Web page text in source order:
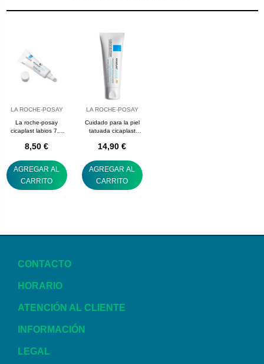
LA ROCHE-POSAY
La roche-posay
cicaplast labios 7,5
8,50 €
AGREGAR AL
CARRITO
LA ROCHE-POSAY
Cuidado para la piel
tatuada cicaplast
roche posay
14,90 €
AGREGAR AL
CARRITO
CONTACTO
HORARIO
ATENCIÓN AL CLIENTE
INFORMACIÓN
LEGAL